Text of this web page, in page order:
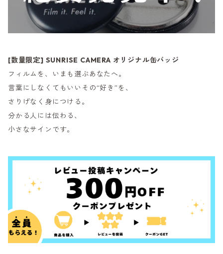
[数量限定] SUNRISE CAMERA オリジナル缶バッジ
フィルムを、いまも選ぶあなたへ。
言葉にしなくてもいいその“好き”を、
さりげなく身につける。
分かる人には伝わる、
小さなサインです。